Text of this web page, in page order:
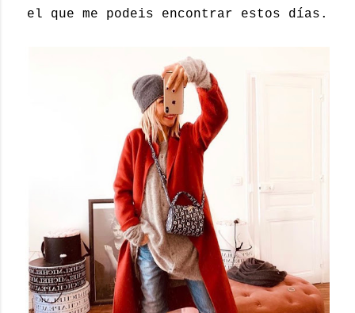
el que me podeis encontrar estos días.